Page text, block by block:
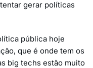
gerar políticas
pública hoje
que é onde tem os
big techs estão muito